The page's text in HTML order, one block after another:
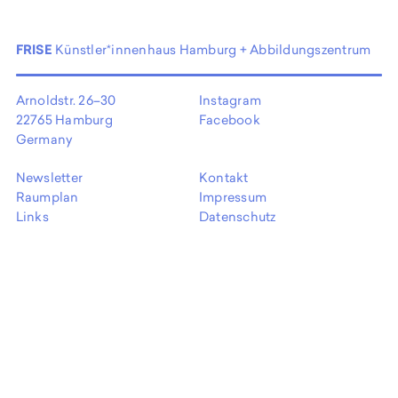
FRISE Künstler*innenhaus Hamburg + Abbildungszentrum
Arnoldstr. 26–30
22765 Hamburg
Germany
Instagram
Facebook
Newsletter
Raumplan
Links
Kontakt
Impressum
Datenschutz